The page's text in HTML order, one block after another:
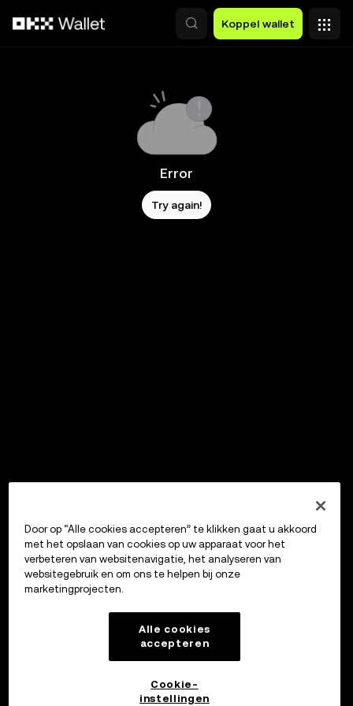
Koppel wallet
Error
Try again!
Door op “Alle cookies accepteren” te klikken gaat u akkoord
met het opslaan van cookies op uw apparaat voor het
verbeteren van websitenavigatie, het analyseren van
websitegebruik en om ons te helpen bij onze
marketingprojecten.
Alle cookies
accepteren
Cookie-
instellingen